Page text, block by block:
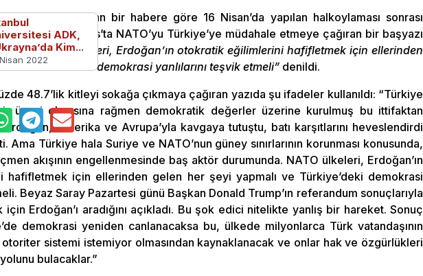
bugün yer alan bir habere göre 16 Nisan’da yapılan halkoylaması sonrası
New York Times’ta NATO’yu Türkiye’ye müdahale etmeye çağıran bir başyazı
“NATO ülkeleri, Erdoğan’ın otokratik eğilimlerini hafifletmek için ellerinden
ve Türkiye’deki demokrasi yanlılarını teşvik etmeli” denildi.
48.7’lik kitleyi sokağa çıkmaya çağıran yazıda şu ifadeler kullanıldı: “Türkiye
üyesi olmasına rağmen demokratik değerler üzerine kurulmuş bu ittifaktan
Amerika ve Avrupa’yla kavgaya tutuştu, batı karşıtlarını heveslendirdi
Ama Türkiye hala Suriye ve NATO’nun güney sınırlarının korunması konusunda,
akışının engellenmesinde baş aktör durumunda. NATO ülkeleri, Erdoğan’ın
hafifletmek için ellerinden gelen her şeyi yapmalı ve Türkiye’deki demokrasi
Beyaz Saray Pazartesi günü Başkan Donald Trump’ın referandum sonuçlarıyla
Erdoğan’ı aradığını açıkladı. Bu şok edici nitelikte yanlış bir hareket. Sonuç
demokrasi yeniden canlanacaksa bu, ülkede milyonlarca Türk vatandaşının
otoriter sistemi istemiyor olmasından kaynaklanacak ve onlar hak ve özgürlükleri
bulacaklar.”
ADK,
Kim...
2022